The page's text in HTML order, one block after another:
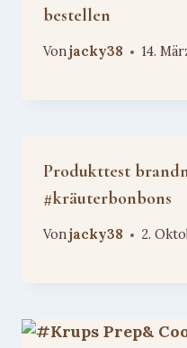
bestellen
Vonjacky38 14.
Produkttest
#kräuterbonbons
Vonjacky38 2.